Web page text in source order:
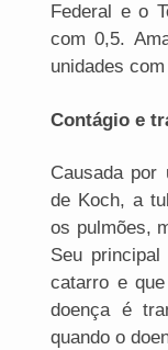
Federal e o
com 0,5.
unidades
Contágio e
Causada por
de Koch, a
os pulmões,
Seu
catarro e
doença é
quando o